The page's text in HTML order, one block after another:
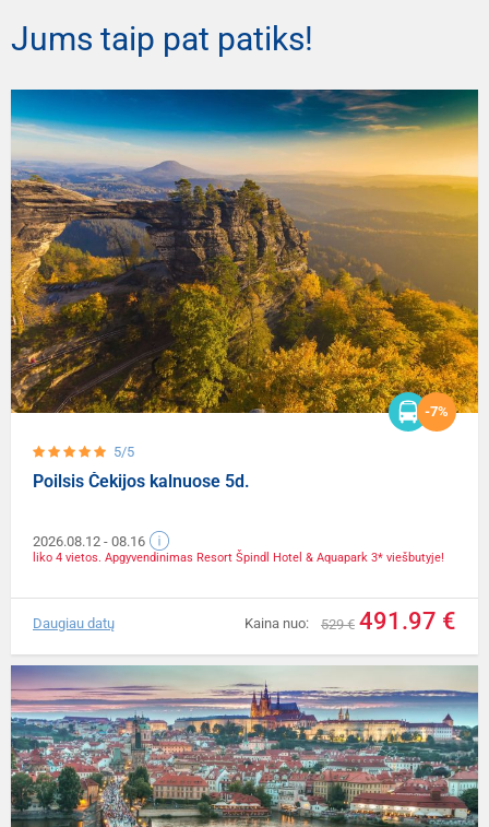
Jums taip pat patiks!
5/5
-7%
Poilsis Čekijos kalnuose 5d.
2026.08.12 - 08.16
liko 4 vietos. Apgyvendinimas Resort Špindl Hotel & Aquapark 3* viešbutyje!
Kaina nuo: 529 € 491.97 €
Daugiau datų